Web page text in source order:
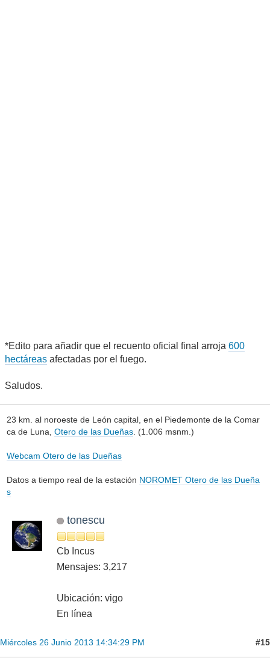
*Edito para añadir que el recuento oficial final arroja 600
hectáreas afectadas por el fuego.
Saludos.
23 km. al noroeste de León capital, en el Piedemonte de la Comar
ca de Luna, Otero de las Dueñas. (1.006 msnm.)
Webcam Otero de las Dueñas
Datos a tiempo real de la estación NOROMET Otero de las Dueña
s
tonescu
Cb Incus
Mensajes: 3,217
Ubicación: vigo
En línea
Miércoles 26 Junio 2013 14:34:29 PM #15